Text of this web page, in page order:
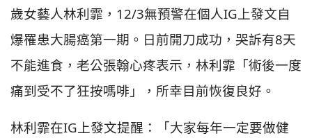
歲女藝人林利霏，12/3無預警在個人IG上發文自
爆罹患大腸癌第一期。日前開刀成功，哭訴有8天
不能進食，老公張翰心疼表示，林利霏「術後一度
痛到受不了狂按嗎啡」，所幸目前恢復良好。
林利霏在IG上發文提醒：「大家每年一定要做健